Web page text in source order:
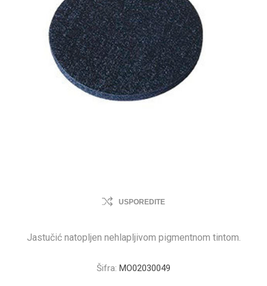
USPOREDITE
Jastučić natopljen nehlapljivom pigmentnom tintom.
Šifra: MO02030049